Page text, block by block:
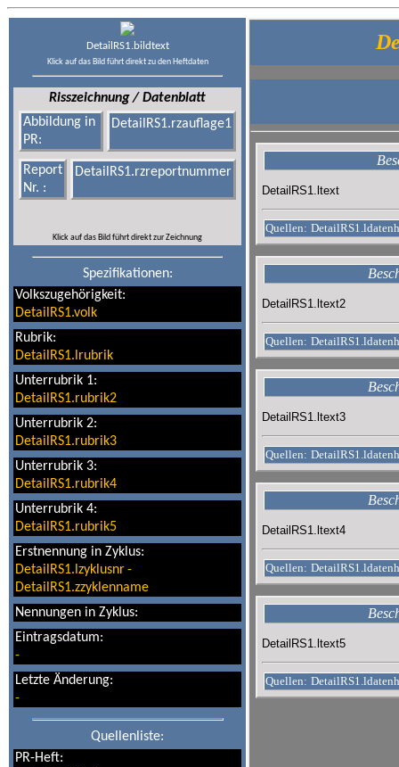
DetailRS1.bildtext
Klick auf das Bild führt direkt zu den Heftdaten
Risszeichnung / Datenblatt
Abbildung in
PR:
DetailRS1.rzauflage1
Report
Nr. :
DetailRS1.rzreportnummer
Klick auf das Bild führt direkt zur Zeichnung
Spezifikationen:
Volkszugehörigkeit:
DetailRS1.volk
Rubrik:
DetailRS1.lrubrik
Unterrubrik 1:
DetailRS1.rubrik2
Unterrubrik 2:
DetailRS1.rubrik3
Unterrubrik 3:
DetailRS1.rubrik4
Unterrubrik 4:
DetailRS1.rubrik5
Erstnennung in Zyklus:
DetailRS1.lzyklusnr-
DetailRS1.zzyklenname
Nennungen in Zyklus:
Eintragsdatum:
-
Letzte Änderung:
-
Quellenliste:
PR-Heft:
DetailRS1.ltext
Quellen:
DetailRS1.ltext2
Quellen:
DetailRS1.ltext3
Quellen:
DetailRS1.ltext4
Quellen:
DetailRS1.ltext5
Quellen: